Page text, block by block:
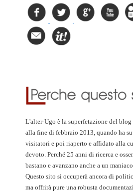
L'alter-Ugo è la superfetazione del
alla fine di febbraio 2013, quando ha
visitatori e poi riaperto e affidato alla
devoto. Perché 25 anni di ricerca e
bastano e avanzano anche a un
Questo sito si occuperà ancora di
ma offrirà pure una robusta